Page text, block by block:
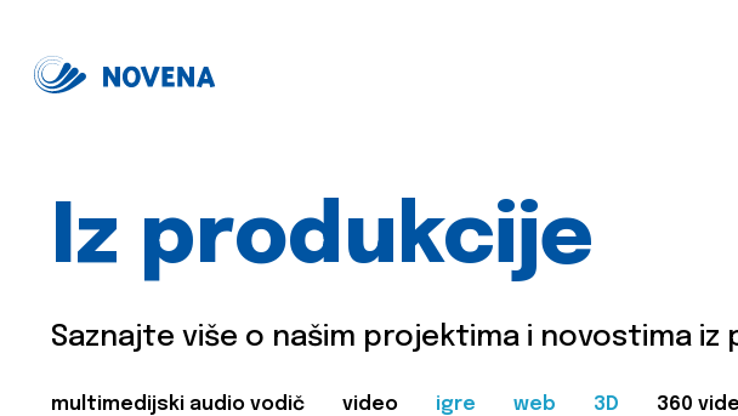
Iz produkcije
Saznajte više o našim projektima i novostima iz
multimedijski audio vodič video igre web 3D 360